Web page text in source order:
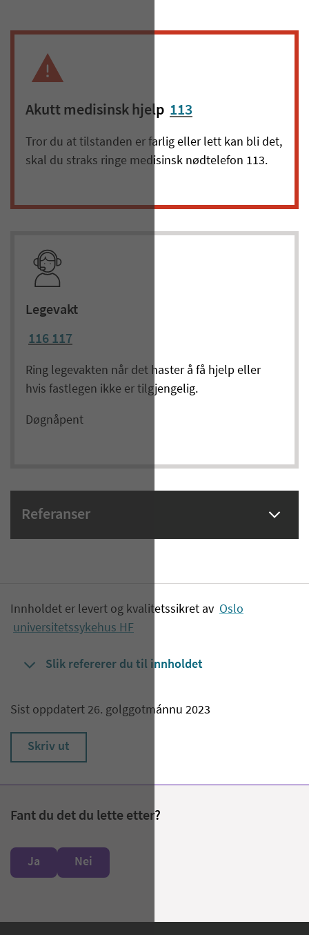
Akutt medisinsk hjelp 113
Tror du at tilstanden er farlig eller lett kan bli det,
skal du straks ringe medisinsk nødtelefon 113.
Legevakt
116 117
Ring legevakten når det haster å få hjelp eller
hvis fastlegen ikke er tilgjengelig.
Døgnåpent
Referanser
Innholdet er levert og kvalitetssikret av Oslo
universitetssykehus HF
Slik refererer du til innholdet
Sist oppdatert 26. golggotmánnu 2023
Skriv ut
Fant du det du lette etter?
Ja Nei